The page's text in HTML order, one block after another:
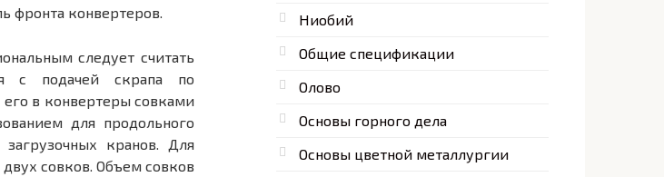
фронта конвертеров.
следует считать
с подачей скрапа по
в конвертеры совками
для продольного
кранов. Для
совков. Объем совков
Ниобий
Общие спецификации
Олово
Основы горного дела
Основы цветной металлургии